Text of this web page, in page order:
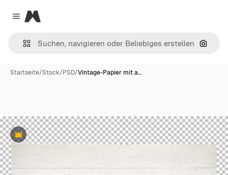
Close menu
Magnific
Nach
Startseite/Stock/PSD/Vintage-Papier mit a…
Premium